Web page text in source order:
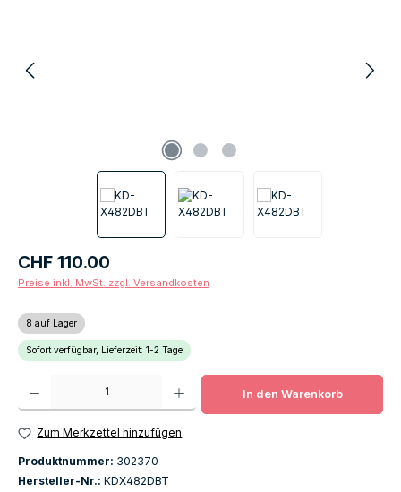
Regulärer Preis:
CHF 110.00
Preise inkl. MwSt. zzgl. Versandkosten
8 auf Lager
Sofort verfügbar, Lieferzeit: 1-2 Tage
Produkt Anzahl: Gib den gewünschten Wert ein oder benutze die
In den Warenkorb
Zum Merkzettel hinzufügen
Produktnummer: 302370
Hersteller-Nr.: KDX482DBT